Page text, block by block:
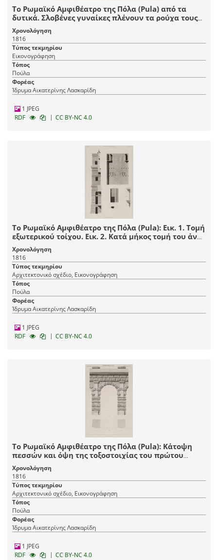
Το Ρωμαϊκό Αμφιθέατρο της Πόλα (Pula) από τα
δυτικά. Σλοβένες γυναίκες πλένουν τα ρούχα τους
στη θάλασσα. Κάτοικοι της πόλης προσέρχονται για
να φορτώσουν νερό ή να ποτίσουν τα ζώα τους σε
πηγή που βρίσκεται κοντά στο ρωμαϊκό
αμφιθέατρο.
Χρονολόγηση
1816
Τύπος τεκμηρίου
Εικονογράφηση
Τόπος
Πούλα
Φορέας
Ίδρυμα Αικατερίνης Λασκαρίδη
1 JPEG
RDF
| CC BY-NC 4.0
Το Ρωμαϊκό Αμφιθέατρο της Πόλα (Pula): Εικ. 1. Τομή
εξωτερικού τοίχου. Εικ. 2. Κατά μήκος τομή του άνω
τμήματος πλευρικού πύργου-αντηρίδας, όπου
διακρίνονται ίχνη του κλιμακοστασίου. Εικ. 3.
Εξωτερικά γείσα της κορυφής του πλευρικού
πύργου-αντηρίδας . Εικ. 4 και 5. Σχέδιο και τομή του
τοίχου που κύκλωνε την κονίστρα, σχηματίζοντας
την εξέδρα.
Χρονολόγηση
1816
Τύπος τεκμηρίου
Αρχιτεκτονικό σχέδιο, Εικονογράφηση
Τόπος
Πούλα
Φορέας
Ίδρυμα Αικατερίνης Λασκαρίδη
1 JPEG
RDF
| CC BY-NC 4.0
Το Ρωμαϊκό Αμφιθέατρο της Πόλα (Pula): Κάτοψη
πεσσών και όψη της τοξοστοιχίας του πρώτου
ορόφου.
Χρονολόγηση
1816
Τύπος τεκμηρίου
Αρχιτεκτονικό σχέδιο, Εικονογράφηση
Τόπος
Πούλα
Φορέας
Ίδρυμα Αικατερίνης Λασκαρίδη
1 JPEG
RDF
| CC BY-NC 4.0